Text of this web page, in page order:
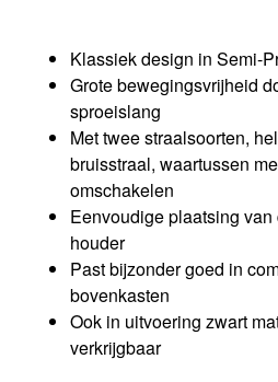
Klassiek design in Semi-
Grote bewegingsvrijheid
sproeislang
Met twee straalsoorten,
bruisstraal, waartussen
omschakelen
Eenvoudige plaatsing
houder
Past bijzonder goed in
bovenkasten
Ook in uitvoering zwart
verkrijgbaar